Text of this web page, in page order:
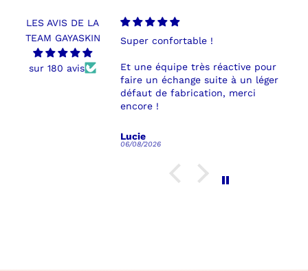
LES AVIS DE LA
TEAM GAYASKIN
sur 180 avis
confortable et qui
j’adore !
Super confortable !
Et une équipe très réactive pour
faire un échange suite à un léger
défaut de fabrication, merci
encore !
Lucie
06/08/2026